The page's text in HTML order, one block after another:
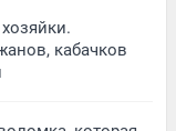
кабачков